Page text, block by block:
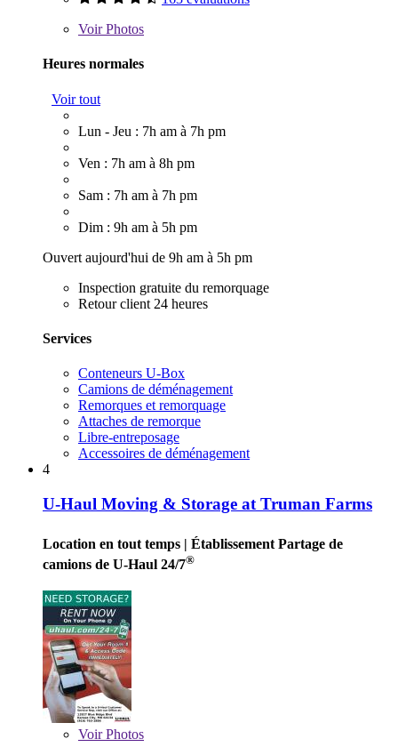
VoirPhotos
Heures normales
Voir tout
Lun - Jeu : 7h am à 7h pm
Ven : 7h am à 8h pm
Sam : 7h am à 7h pm
Dim : 9h am à 5h pm
Ouvert aujourd'hui de 9h am à 5h pm
Inspection gratuite du remorquage
Retour client 24 heures
Services
Conteneurs U-Box
Camions de déménagement
Remorques et remorquage
Attaches de remorque
Libre-entreposage
Accessoires de déménagement
4
U-Haul Moving & Storage at Truman Farms
Location en tout temps | Établissement Partage de
camions de U-Haul 24/7®
VoirPhotos